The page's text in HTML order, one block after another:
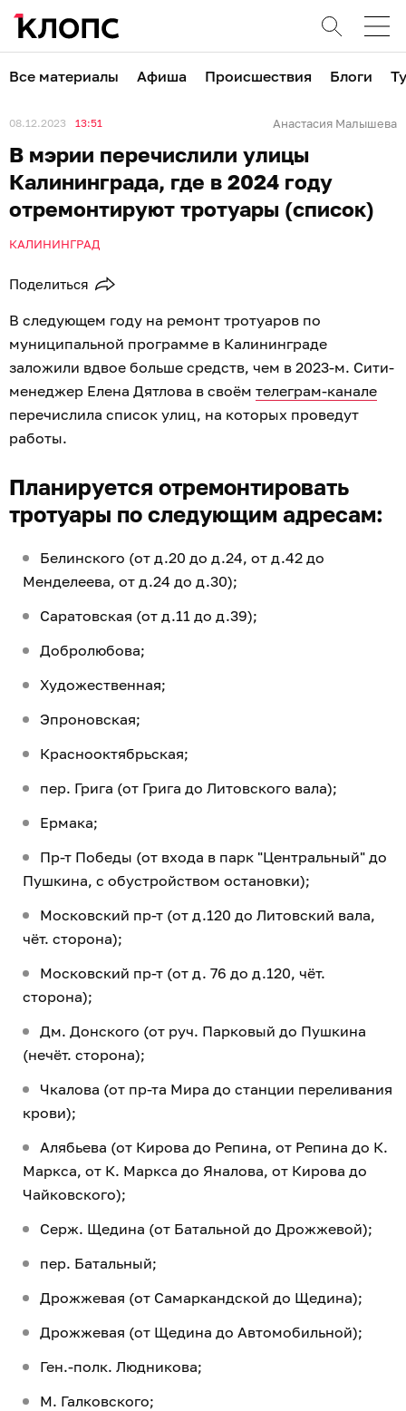
Все материалы Афиша Происшествия Блоги
08.12.2023 13:51 Анастасия Малышева
В мэрии перечислили улицы
Калининграда, где в 2024 году
отремонтируют тротуары (список)
КАЛИНИНГРАД
Поделиться
В следующем году на ремонт тротуаров по
муниципальной программе в Калининграде
заложили вдвое больше средств, чем в 2023-м. Сити-
менеджер Елена Дятлова в своём телеграм-канале
перечислила список улиц, на которых проведут
работы.
Планируется отремонтировать
тротуары по следующим адресам:
Белинского (от д.20 до д.24, от д.42 до
Менделеева, от д.24 до д.30);
Саратовская (от д.11 до д.39);
Добролюбова;
Художественная;
Эпроновская;
Краснооктябрьская;
пер. Грига (от Грига до Литовского вала);
Ермака;
Пр-т Победы (от входа в парк "Центральный" до
Пушкина, с обустройством остановки);
Московский пр-т (от д.120 до Литовский вала,
чёт. сторона);
Московский пр-т (от д. 76 до д.120, чёт.
сторона);
Дм. Донского (от руч. Парковый до Пушкина
(нечёт. сторона);
Чкалова (от пр-та Мира до станции переливания
крови);
Алябьева (от Кирова до Репина, от Репина до К.
Маркса, от К. Маркса до Яналова, от Кирова до
Чайковского);
Серж. Щедина (от Батальной до Дрожжевой);
пер. Батальный;
Дрожжевая (от Самаркандской до Щедина);
Дрожжевая (от Щедина до Автомобильной);
Ген.-полк. Людникова;
М. Галковского;